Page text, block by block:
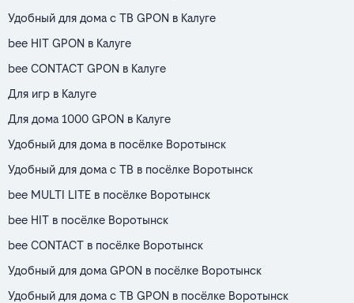
Удобный для дома с ТВ GPON в Калуге
bee HIT GPON в Калуге
bee CONTACT GPON в Калуге
Для игр в Калуге
Для дома 1000 GPON в Калуге
Удобный для дома в посёлке Воротынск
Удобный для дома с ТВ в посёлке Воротынск
bee MULTI LITE в посёлке Воротынск
bee HIT в посёлке Воротынск
bee CONTACT в посёлке Воротынск
Удобный для дома GPON в посёлке Воротынск
Удобный для дома с ТВ GPON в посёлке Воротынск